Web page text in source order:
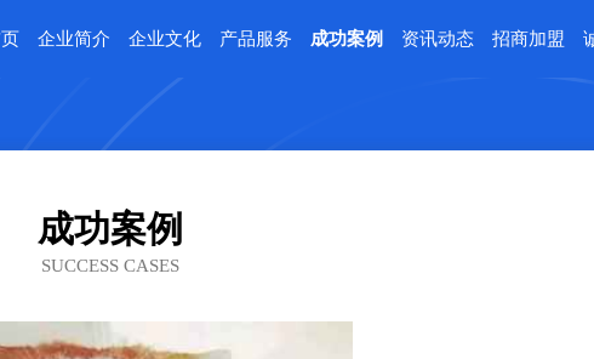
企业简介 企业文化 产品服务 成功案例 资讯动态 招商加盟
成功案例
SUCCESS CASES